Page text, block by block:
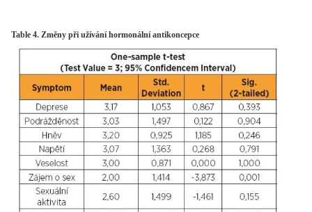
Table 4. Změny při užívání hormonální antikoncepce